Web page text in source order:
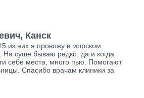
Канск
из них я провожу в морском
На суше бываю редко, да и когда
себе места, много пью. Помогают
Спасибо врачам клиники за